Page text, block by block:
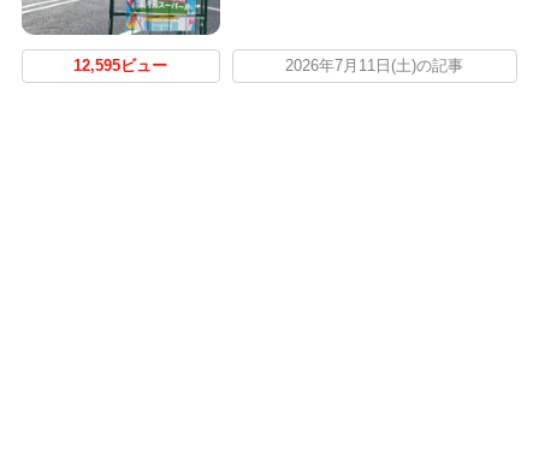
12,595ビュー 2026年7月11日(土)の記事